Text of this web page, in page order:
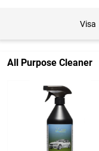
Visa
All Purpose Cleaner